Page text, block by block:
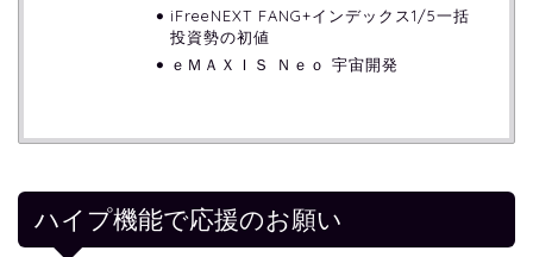
iFreeNEXT FANG+インデックス1/5一括
投資勢の初値
ｅＭＡＸＩＳ Ｎｅｏ 宇宙開発
ハイプ機能で応援のお願い